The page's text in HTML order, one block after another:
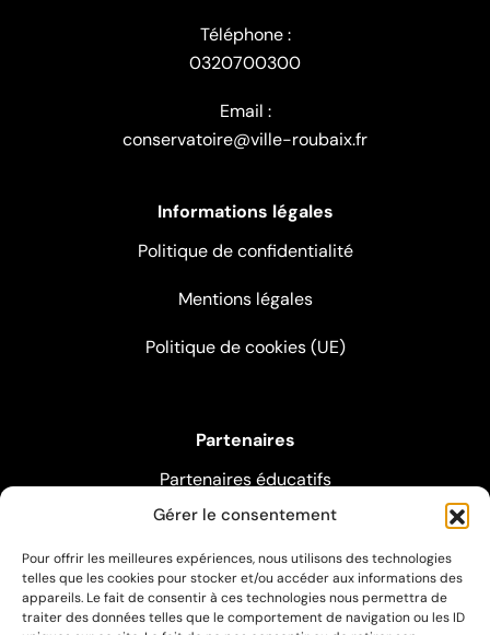
Gérer le consentement
Pour offrir les meilleures expériences, nous utilisons des technologies
telles que les cookies pour stocker et/ou accéder aux informations des
appareils. Le fait de consentir à ces technologies nous permettra de
traiter des données telles que le comportement de navigation ou les ID
Téléphone :
0320700300
Email :
conservatoire@ville-roubaix.fr
Informations légales
Politique de confidentialité
Mentions légales
Politique de cookies (UE)
Partenaires
Partenaires éducatifs
Partenaires pédagogiques
Partenaires artistiques